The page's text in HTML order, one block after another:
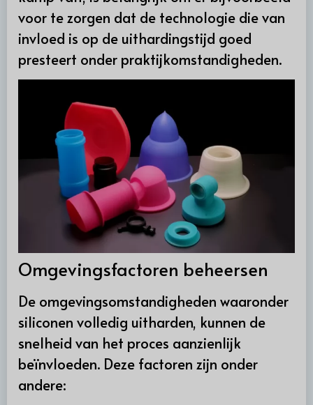
voor te zorgen dat de technologie die van
invloed is op de uithardingstijd goed
presteert onder praktijkomstandigheden.
Omgevingsfactoren beheersen
De omgevingsomstandigheden waaronder
siliconen volledig uitharden, kunnen de
snelheid van het proces aanzienlijk
beïnvloeden. Deze factoren zijn onder
andere: